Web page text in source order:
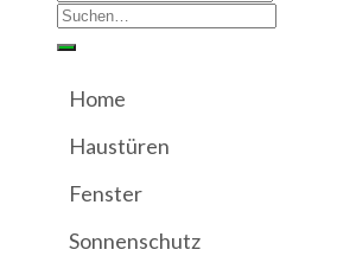
Suchen
nach:
Home
Haustüren
Fenster
Sonnenschutz